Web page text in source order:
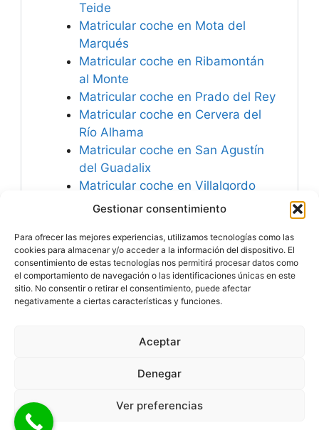
Gestionar consentimiento
Para ofrecer las mejores experiencias, utilizamos tecnologías como las
cookies para almacenar y/o acceder a la información del dispositivo. El
consentimiento de estas tecnologías nos permitirá procesar datos como
el comportamiento de navegación o las identificaciones únicas en este
sitio. No consentir o retirar el consentimiento, puede afectar
negativamente a ciertas características y funciones.
Aceptar
Denegar
Ver preferencias
Teide
Matricular coche en Mota del
Marqués
Matricular coche en Ribamontán
al Monte
Matricular coche en Prado del Rey
Matricular coche en Cervera del
Río Alhama
Matricular coche en San Agustín
del Guadalix
Matricular coche en Villalgordo
del Júcar
del Campo
Importación.
reservados
Aviso Legal Política de Cookies|Política de Privacidad